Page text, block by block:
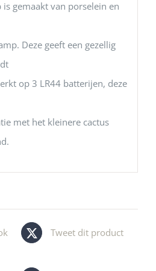
gemaakt van porselein en
Deze geeft een gezellig
op 3 LR44 batterijen, deze
met het kleinere cactus
Tweet dit product